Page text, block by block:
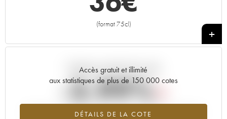
(format 75cl)
+
Accès gratuit et illimité
aux statistiques de plus de 150 000 cotes
DÉTAILS DE LA COTE
Tendance actuelle de la cote
-3.99%
Tendance à la baisse du millésime 2001 en 2026 par rapport à